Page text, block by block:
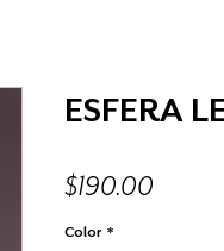
ESFERA
$190.00
Color *